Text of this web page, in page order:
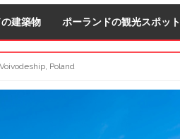
建築物 ポーランドの観光スポット
Poland